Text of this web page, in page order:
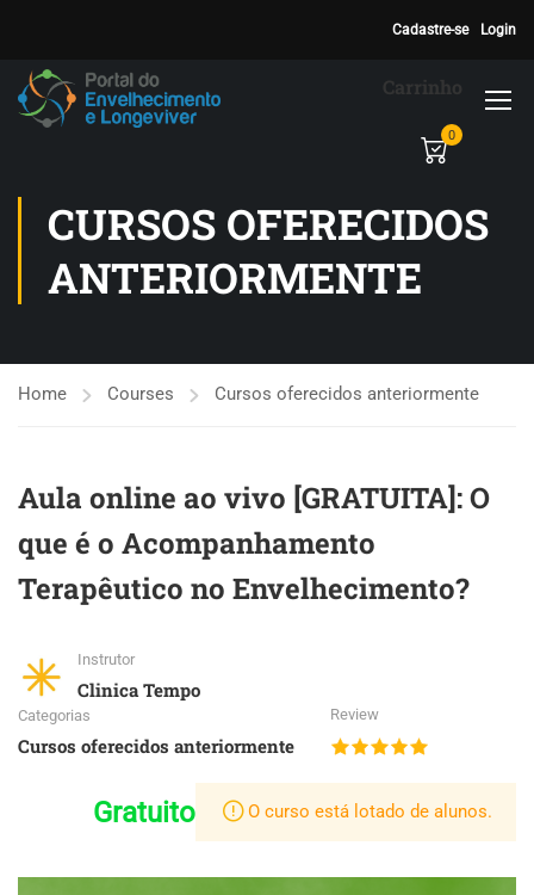
Cadastre-se Login
Carrinho
0
CURSOS OFERECIDOS
ANTERIORMENTE
Home Courses Cursos oferecidos anteriormente
Aula online ao vivo [GRATUITA]: O
que é o Acompanhamento
Terapêutico no Envelhecimento?
Instrutor
Clinica Tempo
Categorias
Cursos oferecidos anteriormente
Review
Gratuito O curso está lotado de alunos.